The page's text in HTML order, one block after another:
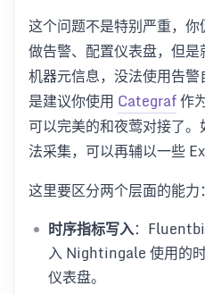
这个问题不是特别严重，
做告警、配置仪表盘，但
机器元信息，没法使用告
是建议你使用 Categraf作
可以完美的和夜莺对接了
法采集，可以再辅以一些
这里要区分两个层面的能力：
时序指标写入：
入 Nightingale 使用的
仪表盘。